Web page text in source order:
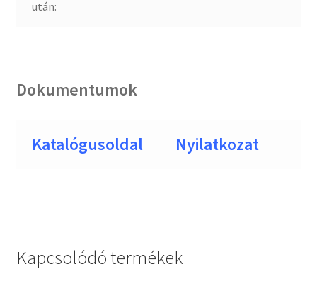
után:
Dokumentumok
Katalógusoldal Nyilatkozat
Kapcsolódó termékek